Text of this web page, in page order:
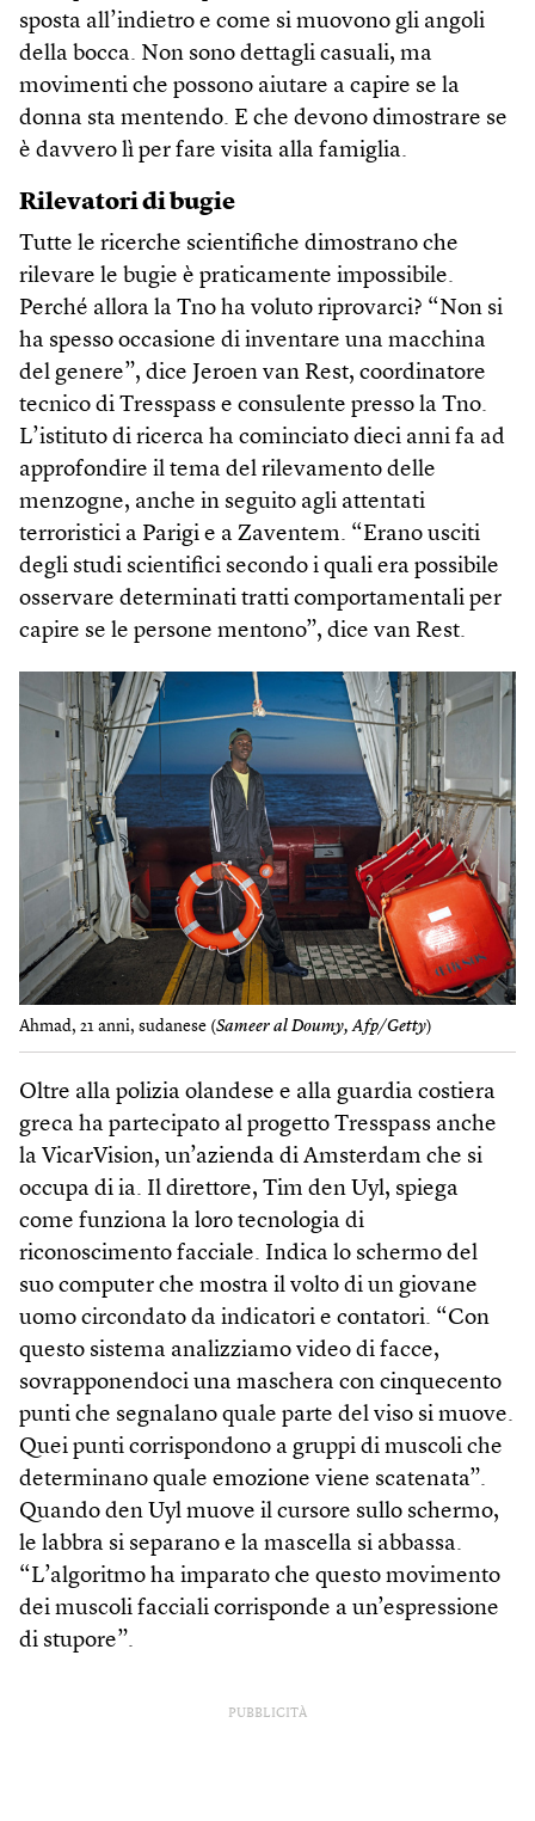
sposta all’indietro e come si muovono gli angoli
della bocca. Non sono dettagli casuali, ma
movimenti che possono aiutare a capire se la
donna sta mentendo. E che devono dimostrare se
è davvero lì per fare visita alla famiglia.
Rilevatori di bugie
Tutte le ricerche scientifiche dimostrano che
rilevare le bugie è praticamente impossibile.
Perché allora la Tno ha voluto riprovarci? “Non si
ha spesso occasione di inventare una macchina
del genere”, dice Jeroen van Rest, coordinatore
tecnico di Tresspass e consulente presso la Tno.
L’istituto di ricerca ha cominciato dieci anni fa ad
approfondire il tema del rilevamento delle
menzogne, anche in seguito agli attentati
terroristici a Parigi e a Zaventem. “Erano usciti
degli studi scientifici secondo i quali era possibile
osservare determinati tratti comportamentali per
capire se le persone mentono”, dice van Rest.
Ahmad, 21 anni, sudanese (Sameer al Doumy, Afp/Getty)
Oltre alla polizia olandese e alla guardia costiera
greca ha partecipato al progetto Tresspass anche
la VicarVision, un’azienda di Amsterdam che si
occupa di ia. Il direttore, Tim den Uyl, spiega
come funziona la loro tecnologia di
riconoscimento facciale. Indica lo schermo del
suo computer che mostra il volto di un giovane
uomo circondato da indicatori e contatori. “Con
questo sistema analizziamo video di facce,
sovrapponendoci una maschera con cinquecento
punti che segnalano quale parte del viso si muove.
Quei punti corrispondono a gruppi di muscoli che
determinano quale emozione viene scatenata”.
Quando den Uyl muove il cursore sullo schermo,
le labbra si separano e la mascella si abbassa.
“L’algoritmo ha imparato che questo movimento
dei muscoli facciali corrisponde a un’espressione
di stupore”.
PUBBLICITÀ